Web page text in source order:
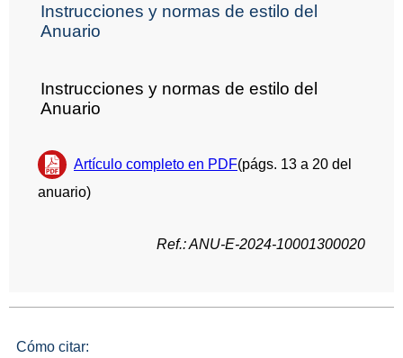
Instrucciones y normas de estilo del
Anuario
Instrucciones y normas de estilo del
Anuario
Artículo completo en PDF(págs. 13 a 20 del
anuario)
Ref.: ANU-E-2024-10001300020
Cómo citar: